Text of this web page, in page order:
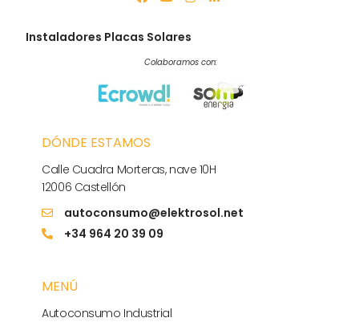
Instaladores Placas Solares
Colaboramos con:
DÓNDE ESTAMOS
Calle Cuadra Morteras, nave 10H
12006 Castellón
autoconsumo@elektrosol.net
+34 964 20 39 09
MENÚ
Autoconsumo Industrial